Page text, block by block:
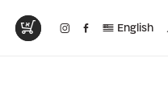
English